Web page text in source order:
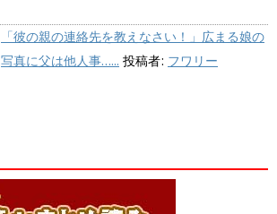
「彼の親の連絡先を教えなさい！」広まる娘の
写真に父は他人事…... 投稿者: フワリー